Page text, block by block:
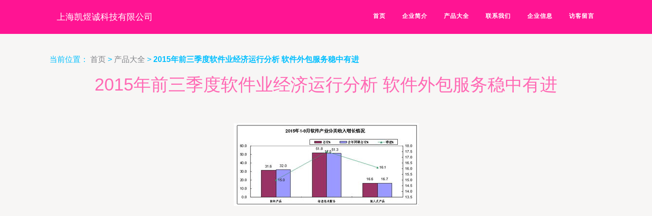
上海凯煜诚科技有限公司 首页 企业简介 产品大全 联系我们 企业信息 访客留言
当前位置： 首页 > 产品大全 > 2015年前三季度软件业经济运行分析 软件外包服务稳中有进
2015年前三季度软件业经济运行分析 软件外包服务稳中有进